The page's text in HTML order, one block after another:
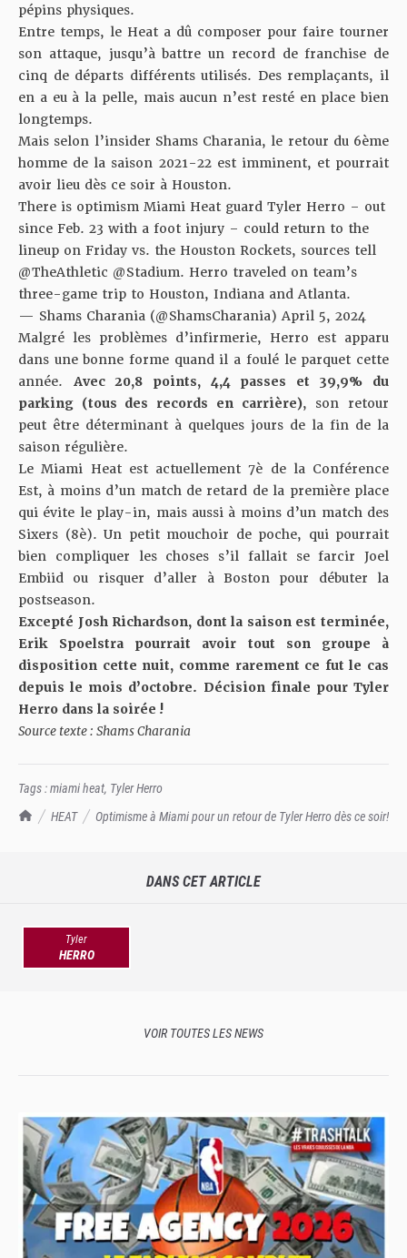
TrashTalk Actu NBA
HEAT Optimisme à Miami pour un retour de Tyler Herro dès ce soir!
pépins physiques.
Entre temps, le Heat a dû composer pour faire tourner
son attaque, jusqu’à battre un record de franchise de
cinq de départs différents utilisés. Des remplaçants, il
en a eu à la pelle, mais aucun n’est resté en place bien
longtemps.
Mais selon l’insider Shams Charania, le retour du 6ème
homme de la saison 2021-22 est imminent, et pourrait
avoir lieu dès ce soir à Houston.
There is optimism Miami Heat guard Tyler Herro – out
since Feb. 23 with a foot injury – could return to the
lineup on Friday vs. the Houston Rockets, sources tell
@TheAthletic @Stadium. Herro traveled on team’s
three-game trip to Houston, Indiana and Atlanta.
— Shams Charania (@ShamsCharania) April 5, 2024
Malgré les problèmes d’infirmerie, Herro est apparu
dans une bonne forme quand il a foulé le parquet cette
année. Avec 20,8 points, 4,4 passes et 39,9% du
parking (tous des records en carrière), son retour
peut être déterminant à quelques jours de la fin de la
saison régulière.
Le Miami Heat est actuellement 7è de la Conférence
Est, à moins d’un match de retard de la première place
qui évite le play-in, mais aussi à moins d’un match des
Sixers (8è). Un petit mouchoir de poche, qui pourrait
bien compliquer les choses s’il fallait se farcir Joel
Embiid ou risquer d’aller à Boston pour débuter la
postseason.
Excepté Josh Richardson, dont la saison est terminée,
Erik Spoelstra pourrait avoir tout son groupe à
disposition cette nuit, comme rarement ce fut le cas
depuis le mois d’octobre. Décision finale pour Tyler
Herro dans la soirée !
Source texte : Shams Charania
Tags :miami heat, Tyler Herro
DANS CET ARTICLE
Tyler
HERRO
VOIR TOUTES LES NEWS